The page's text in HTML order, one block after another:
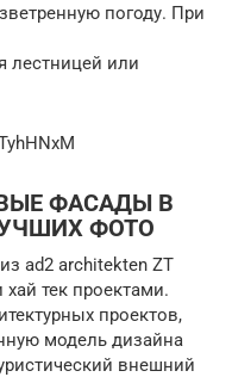
погоду. При
лестницей или
ФАСАДЫ В
ФОТО
ad2 architekten ZT
тек проектами.
проектов,
модель дизайна
внешний